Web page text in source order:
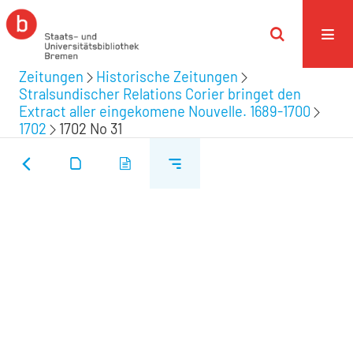
Zeitungen
Historische Zeitungen
Stralsundischer Relations Corier bringet den
Extract aller eingekomene Nouvelle. 1689-1700
1702
1702 No 31